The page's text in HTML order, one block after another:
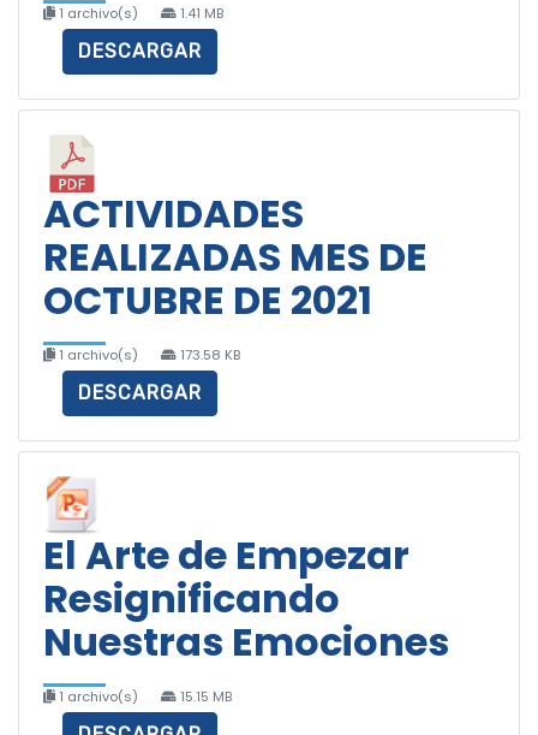
1 archivo(s) 1.41 MB
DESCARGAR
ACTIVIDADES
REALIZADAS MES DE
OCTUBRE DE 2021
1 archivo(s) 173.58 KB
DESCARGAR
El Arte de Empezar
Resignificando
Nuestras Emociones
1 archivo(s) 15.15 MB